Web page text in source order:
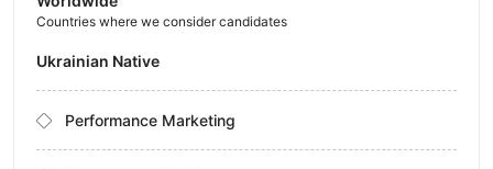
Countries where we consider candidates
Ukrainian Native
Performance Marketing